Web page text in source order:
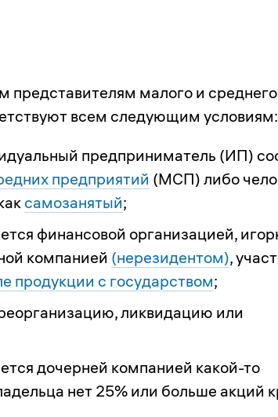
представителям малого и среднего
всем следующим условиям:
предприниматель (ИП)
предприятий (МСП) либо
самозанятый;
финансовой организацией,
компанией (нерезидентом),
продукции с государством;
ликвидацию или
дочерней компанией какой-то
нет 25% или больше акций